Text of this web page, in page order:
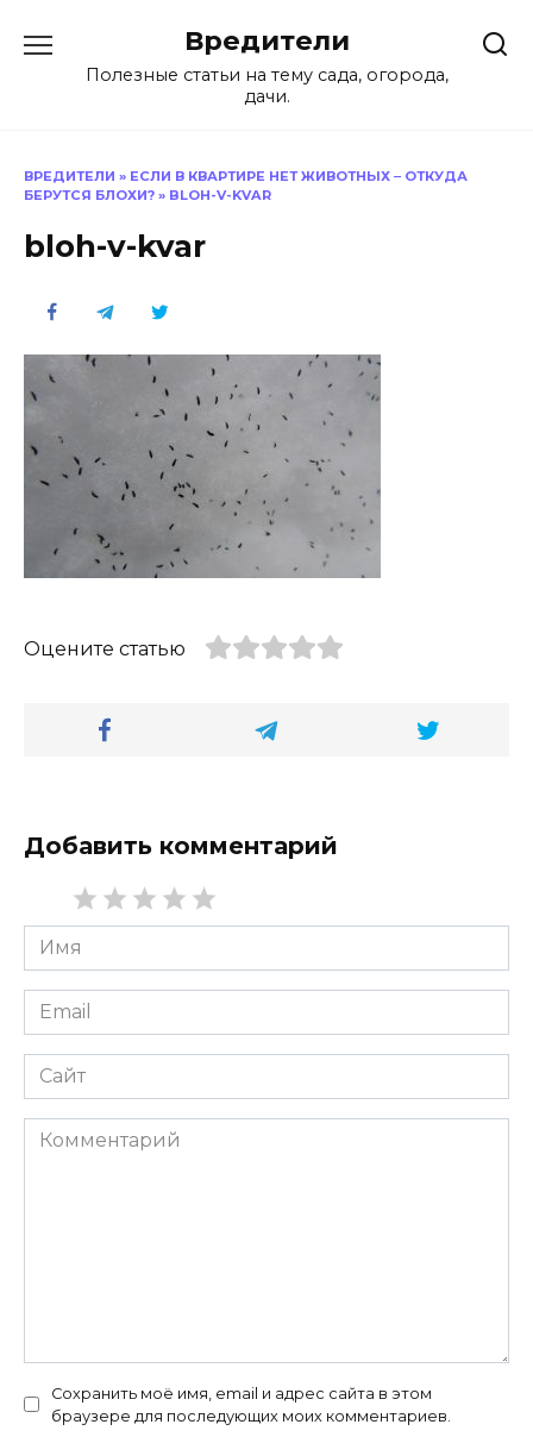
содержанию
Вредители
Полезные статьи на тему сада, огорода,
дачи.
ВРЕДИТЕЛИ » ЕСЛИ В КВАРТИРЕ НЕТ ЖИВОТНЫХ ‒ ОТКУДА
БЕРУТСЯ БЛОХИ? » BLOH-V-KVAR
bloh-v-kvar
Оцените статью
Добавить комментарий
Имя
*
Email
*
Сайт
Комментарий
Сохранить моё имя, email и адрес сайта в этом
браузере для последующих моих комментариев.